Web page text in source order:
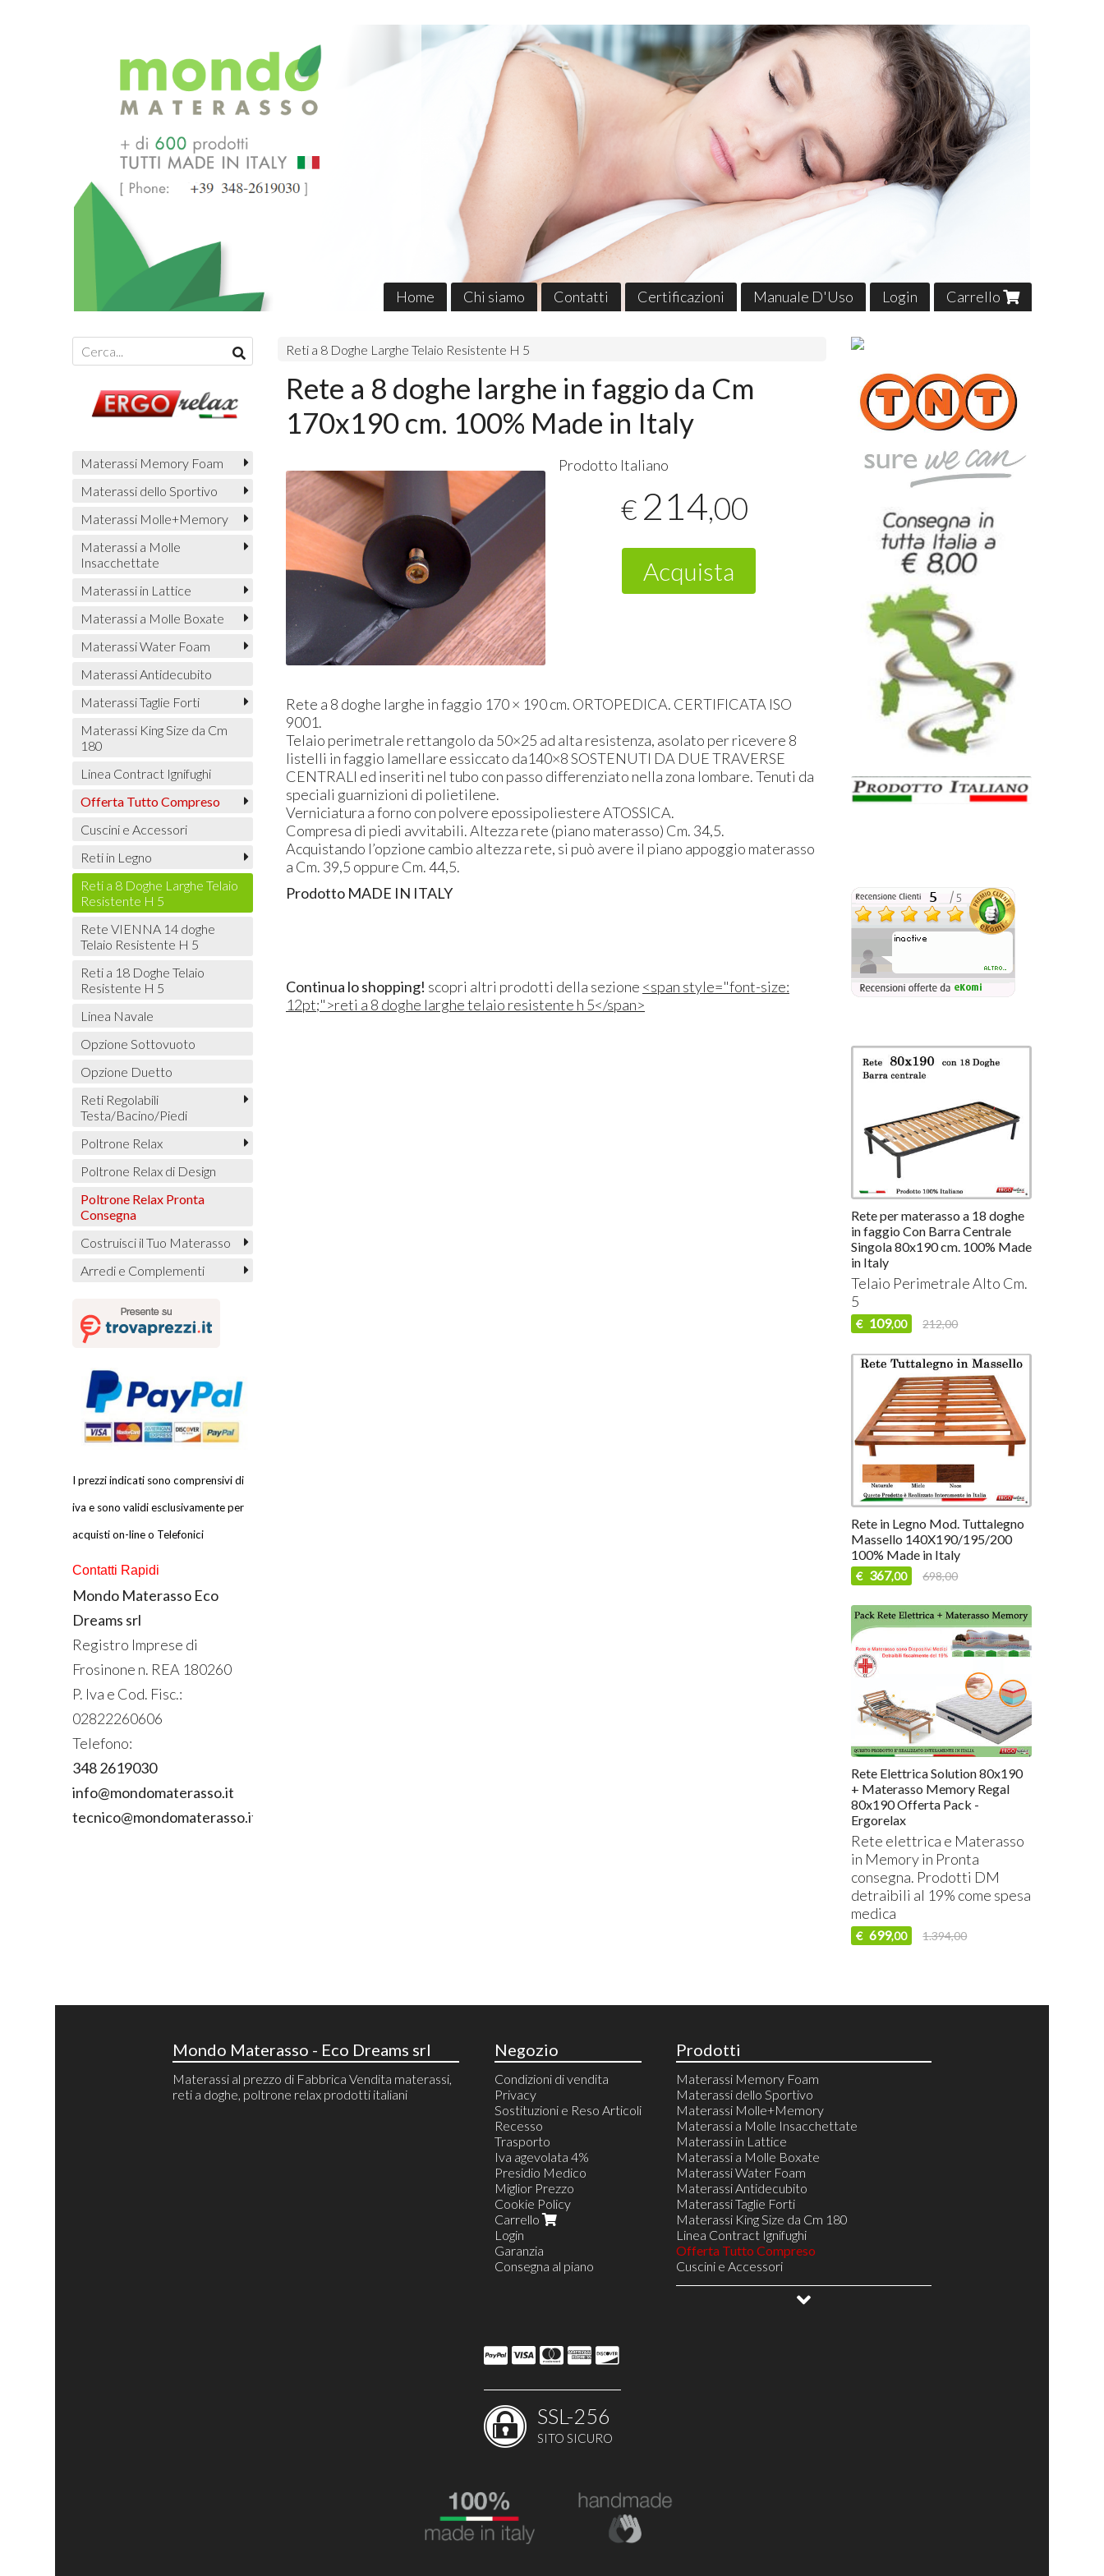
Home Chi siamo Contatti Certificazioni Manuale D'Uso Login Carrello
Reti a 8 Doghe Larghe Telaio Resistente H 5
Rete a 8 doghe larghe in faggio da Cm
170x190 cm. 100% Made in Italy
Prodotto Italiano
€ 214,00
Acquista
Rete a 8 doghe larghe in faggio 170 × 190 cm. ORTOPEDICA. CERTIFICATA ISO
9001.
Telaio perimetrale rettangolo da 50×25 ad alta resistenza, asolato per ricevere 8
listelli in faggio lamellare essiccato da140×8SOSTENUTI DA DUETRAVERSE
CENTRALI ed inseriti nel tubo con passo differenziato nella zona lombare. Tenuti da
speciali guarnizioni di polietilene.
Verniciatura a forno con polvere epossipoliestereATOSSICA.
Compresa di piedi avvitabili. Altezza rete (piano materasso) Cm. 34,5.
Acquistando l’opzione cambio altezza rete, si può avere il piano appoggio materasso
a Cm. 39,5 oppure Cm. 44,5.
Prodotto MADE IN ITALY
Continua lo shopping! scopri altri prodotti della sezione <span style="font-size:
12pt;">reti a 8 doghe larghe telaio resistente h 5</span>
Materassi Memory Foam
Materassi dello Sportivo
Materassi Molle+Memory
Materassi a Molle
Insacchettate
Materassi in Lattice
Materassi a Molle Boxate
Materassi Water Foam
Materassi Antidecubito
Materassi Taglie Forti
Materassi King Size da Cm
180
Linea Contract Ignifughi
Offerta Tutto Compreso
Cuscini e Accessori
Reti in Legno
Reti a 8 Doghe Larghe Telaio
Resistente H 5
Rete VIENNA 14 doghe
Telaio Resistente H 5
Reti a 18 Doghe Telaio
Resistente H 5
Linea Navale
Opzione Sottovuoto
Opzione Duetto
Reti Regolabili
Testa/Bacino/Piedi
Poltrone Relax
Poltrone Relax di Design
Poltrone Relax Pronta
Consegna
Costruisci il Tuo Materasso
Arredi e Complementi
I prezzi indicati sono comprensivi di
iva e sono validi esclusivamente per
acquisti on-line o Telefonici
Contatti Rapidi
Mondo Materasso Eco
Dreams srl
Registro Imprese di
Frosinone n. REA 180260
P. Iva e Cod. Fisc.:
02822260606
Telefono:
348 2619030
info@mondomaterasso.it
tecnico@mondomaterasso.it
Rete per materasso a 18 doghe
in faggio Con Barra Centrale
Singola 80x190 cm. 100% Made
in Italy
Telaio Perimetrale Alto Cm.
5
€ 109,00 212,00
Rete in Legno Mod. Tuttalegno
Massello 140X190/195/200
100% Made in Italy
€ 367,00 698,00
Rete Elettrica Solution 80x190
+ Materasso Memory Regal
80x190 Offerta Pack -
Ergorelax
Rete elettrica e Materasso
in Memory in Pronta
consegna. Prodotti DM
detraibili al 19% come spesa
medica
€ 699,00 1.394,00
Mondo Materasso - Eco Dreams srl
Materassi al prezzo di Fabbrica Vendita materassi,
reti a doghe, poltrone relax prodotti italiani
Negozio
Condizioni di vendita
Privacy
Sostituzioni e Reso Articoli
Recesso
Trasporto
Iva agevolata 4%
Presidio Medico
Miglior Prezzo
Cookie Policy
Carrello
Login
Garanzia
Consegna al piano
Prodotti
Materassi Memory Foam
Materassi dello Sportivo
Materassi Molle+Memory
Materassi a Molle Insacchettate
Materassi in Lattice
Materassi a Molle Boxate
Materassi Water Foam
Materassi Antidecubito
Materassi Taglie Forti
Materassi King Size da Cm 180
Linea Contract Ignifughi
Offerta Tutto Compreso
Cuscini e Accessori
Reti in Legno
Reti a 8 Doghe Larghe Telaio Resistente H 5
SSL-256
SITO SICURO